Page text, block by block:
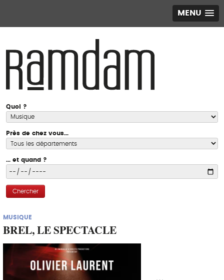
MENU
Quoi ?
Près de chez vous...
... et quand ?
Chercher
MUSIQUE
BREL, LE SPECTACLE